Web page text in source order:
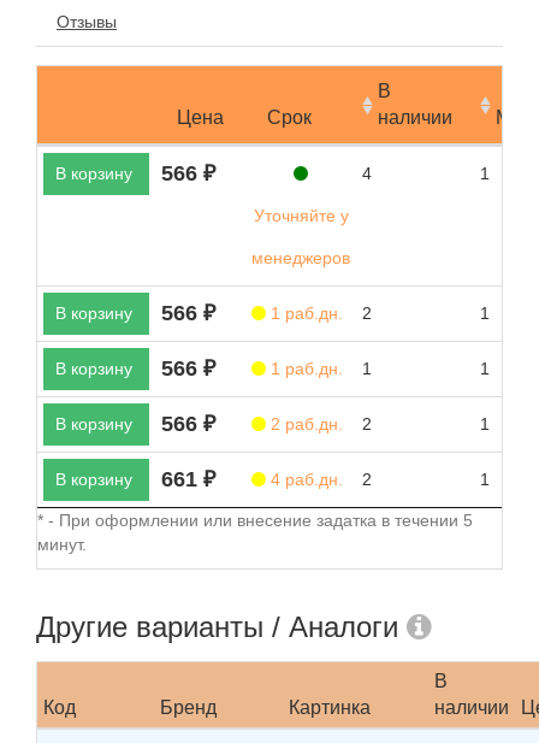
Отзывы
Цена Срок
В
наличии
В корзину 566 ₽
Уточняйте у
менеджеров
4 1
В корзину 566 ₽ 1 раб.дн. 2 1
В корзину 566 ₽ 1 раб.дн. 1 1
В корзину 566 ₽ 2 раб.дн. 2 1
В корзину 661 ₽ 4 раб.дн. 2 1
* - При оформлении или внесение задатка в течении 5
минут.
Другие варианты / Аналоги
Код Бренд Картинка
В
наличии